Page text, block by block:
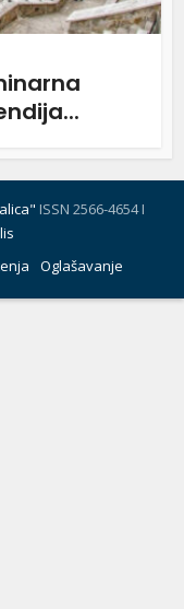
ISSN 2566-4654 I
Oglašavanje